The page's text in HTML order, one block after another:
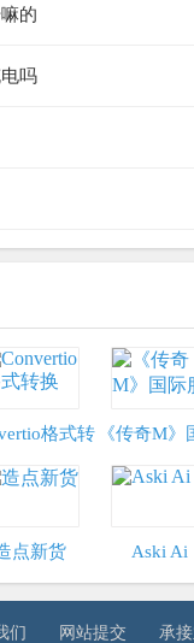
的
吗
格式转
换
《传奇M》
服
点新货 Aski Ai
们 网站提交 承